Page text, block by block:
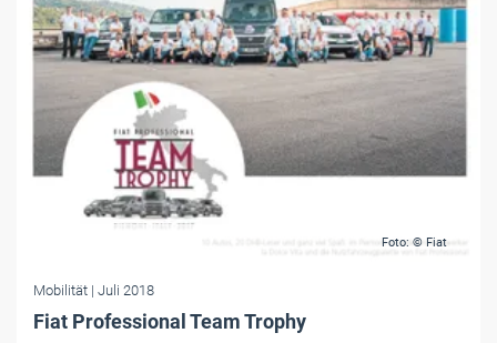
Foto: © Fiat
Mobilität | Juli 2018
Fiat Professional Team Trophy